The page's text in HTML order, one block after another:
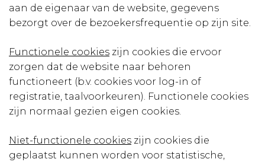
aan de eigenaar van de website, gegevens
bezorgt over de bezoekersfrequentie op zijn site.
Functionele cookies zijn cookies die ervoor
zorgen dat de website naar behoren
functioneert (b.v. cookies voor log-in of
registratie, taalvoorkeuren). Functionele cookies
zijn normaal gezien eigen cookies.
Niet-functionele cookies zijn cookies die
geplaatst kunnen worden voor statistische,